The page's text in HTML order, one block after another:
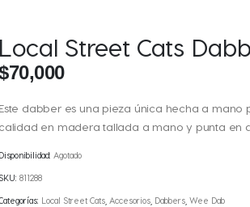
Local Street Cats
70,000
Este dabber es una pieza única hecha a
calidad en madera tallada a mano y punta en
Disponibilidad: Agotado
SKU: 811288
Local Street Cats Accesorios Dabbers Wee Dab